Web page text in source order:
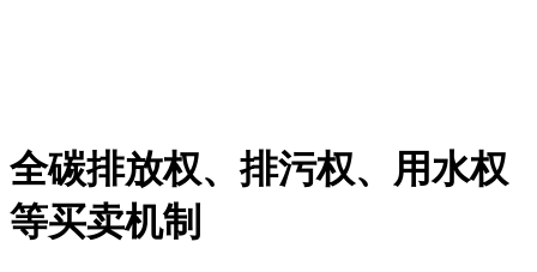
全碳排放权、排污权、用水权
等买卖机制